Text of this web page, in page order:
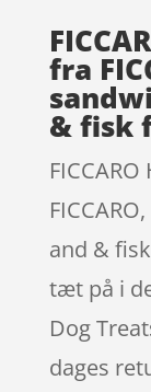
fra
& fisk
and &
tæt på i
Dog
dages